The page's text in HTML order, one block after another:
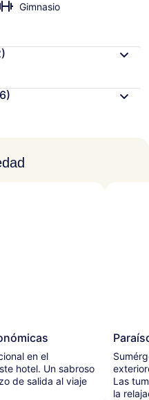
Gimnasio
en el
hotel. Un sabroso
de salida al viaje
Las
la